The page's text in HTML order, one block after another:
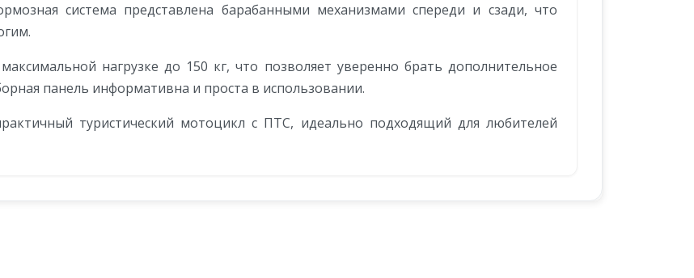
система представлена барабанными механизмами спереди и сзади, что
нагрузке до 150 кг, что позволяет уверенно брать дополнительное
панель информативна и проста в использовании.
туристический мотоцикл с ПТС, идеально подходящий для любителей